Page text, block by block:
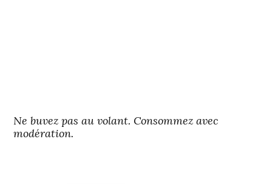
Ne buvez pas au volant. Consommez avec
modération.